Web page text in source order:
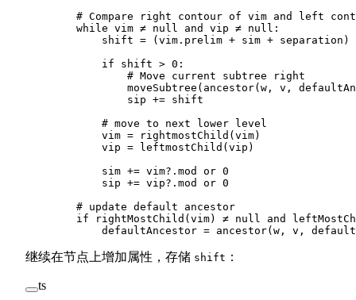
# Compare right contour of vim and left
        while vim ≠ null and vip ≠ null:
shift = (vim.prelim + sim + separation)
            if shift > 0:
                # Move current subtree right
moveSubtree(ancestor(w, v,
                sip += shift
            # move to next lower level
            vim = rightmostChild(vim)
            vip = leftmostChild(vip)
            sim += vim?.mod or 0
            sip += vip?.mod or 0
        # update default ancestor
if rightMostChild(vim) ≠ null and
defaultAncestor = ancestor(w, v,
继续在节点上增加属性，存储 shift ：
ts